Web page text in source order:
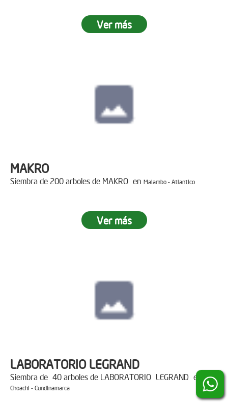
Ver más
MAKRO
Siembra de 200 arboles de MAKRO en Malambo - Atlantico
Ver más
LABORATORIO LEGRAND
Siembra de 40 arboles de LABORATORIO LEGRAND en
Choachi - Cundinamarca